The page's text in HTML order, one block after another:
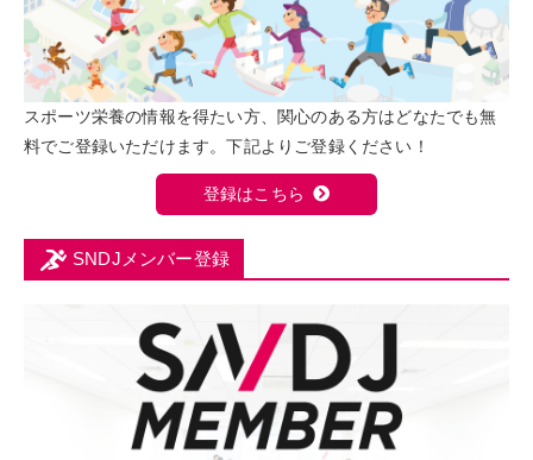
スポーツ栄養の情報を得たい方、関心のある方はどなたでも無
料でご登録いただけます。下記よりご登録ください！
登録はこちら
SNDJメンバー登録